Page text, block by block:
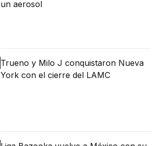
un aerosol
Trueno y Milo J conquistaron Nueva
York con el cierre del LAMC